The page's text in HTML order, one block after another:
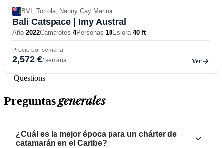
BVI, Tortola, Nanny Cay Marina
Bali Catspace | Imy Austral
Año 2022Camarotes 4Personas 10Eslora 40 ft
Precio por semana
2,572 €/ semana Ver
— Questions
Preguntasgenerales
¿Cuál es la mejor época para un chárter de
catamarán en el Caribe?